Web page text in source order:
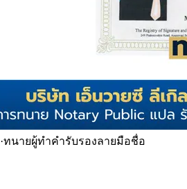
·ทนายผู้ทำคำรับรองลายมือชื่อ